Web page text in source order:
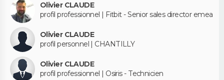
Olivier CLAUDE
profil professionnel | Fitbit - Senior sales director emea
Olivier CLAUDE
profil personnel | CHANTILLY
Olivier CLAUDE
profil professionnel | Osiris - Technicien